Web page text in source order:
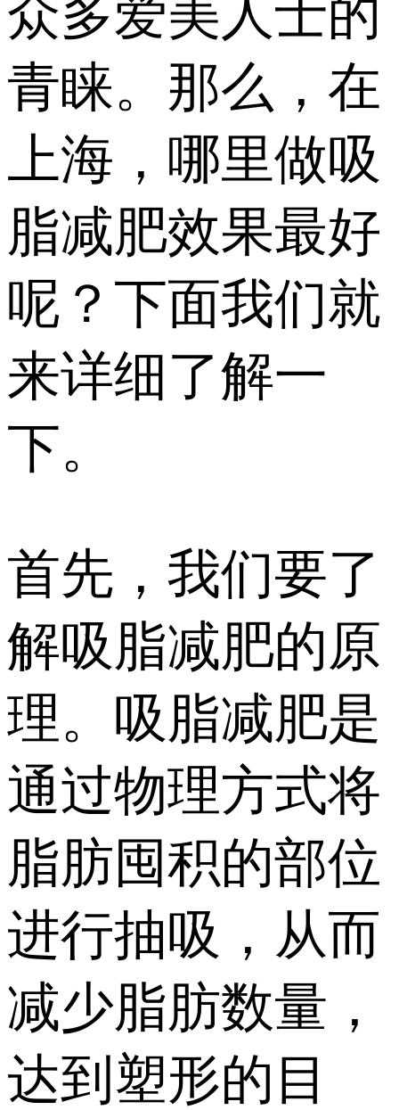
众多爱美人士的
青睐。那么，在
上海，哪里做吸
脂减肥效果最好
呢？下面我们就
来详细了解一
下。
首先，我们要了
解吸脂减肥的原
理。吸脂减肥是
通过物理方式将
脂肪囤积的部位
进行抽吸，从而
减少脂肪数量，
达到塑形的目